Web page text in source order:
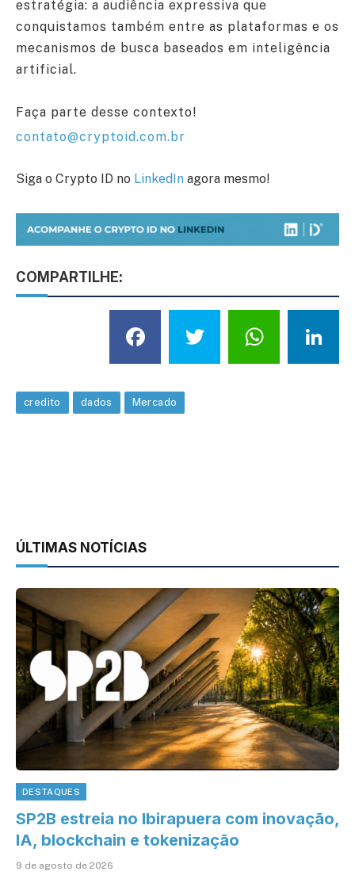
estratégia: a audiência expressiva que
conquistamos também entre as plataformas e os
mecanismos de busca baseados em inteligência
artificial.
Faça parte desse contexto!
contato@cryptoid.com.br
Siga o Crypto ID no LinkedIn agora mesmo!
COMPARTILHE:
Facebook
Twitter
credito dados Mercado
ÚLTIMAS NOTÍCIAS
DESTAQUES
SP2B estreia no Ibirapuera com inovação,
IA, blockchain e tokenização
9 de agosto de 2026